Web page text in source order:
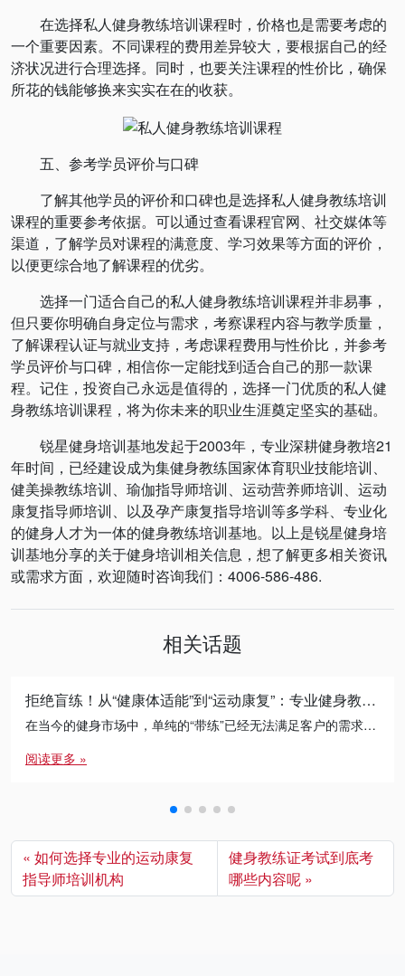
在选择私人健身教练培训课程时，价格也是需要考虑的
一个重要因素。不同课程的费用差异较大，要根据自己的经
济状况进行合理选择。同时，也要关注课程的性价比，确保
所花的钱能够换来实实在在的收获。
五、参考学员评价与口碑
了解其他学员的评价和口碑也是选择私人健身教练培训
课程的重要参考依据。可以通过查看课程官网、社交媒体等
渠道，了解学员对课程的满意度、学习效果等方面的评价，
以便更综合地了解课程的优劣。
选择一门适合自己的私人健身教练培训课程并非易事，
但只要你明确自身定位与需求，考察课程内容与教学质量，
了解课程认证与就业支持，考虑课程费用与性价比，并参考
学员评价与口碑，相信你一定能找到适合自己的那一款课
程。记住，投资自己永远是值得的，选择一门优质的私人健
身教练培训课程，将为你未来的职业生涯奠定坚实的基础。
锐星健身培训基地发起于2003年，专业深耕健身教培21
年时间，已经建设成为集健身教练国家体育职业技能培训、
健美操教练培训、瑜伽指导师培训、运动营养师培训、运动
康复指导师培训、以及孕产康复指导培训等多学科、专业化
的健身人才为一体的健身教练培训基地。以上是锐星健身培
训基地分享的关于健身培训相关信息，想了解更多相关资讯
或需求方面，欢迎随时咨询我们：4006-586-486.
相关话题
拒绝盲练！从“健康体适能”到“运动康复”：专业健身教练的必修进阶之路
在当今的健身市场中，单纯的“带练”已经无法满足客户的需求。无论是减脂瓶颈期的突破，还是针对久坐人群的体态矫正， […]
阅读更多 »
如何选择专业的运动康复
指导师培训机构
健身教练证考试到底考
哪些内容呢